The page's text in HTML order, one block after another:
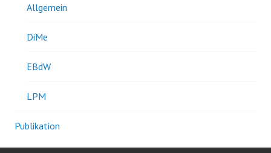
Allgemein
DiMe
EBdW
LPM
Publikation